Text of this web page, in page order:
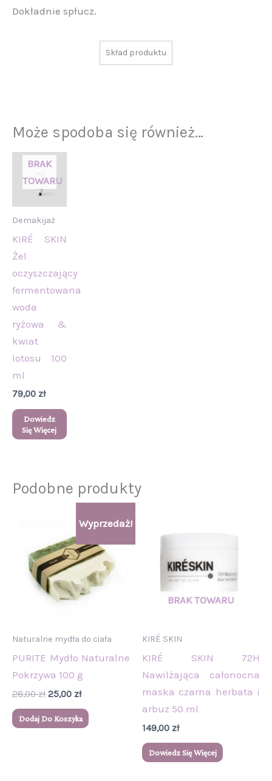
Dokładnie spłucz.
Skład produktu
Może spodoba się również…
Demakijaż
KIRÉ SKIN
Żel
oczyszczający
fermentowana
woda
ryżowa &
kwiat
lotosu 100
ml
79,00 zł
Dowiedz
Się Więcej
Podobne produkty
Wyprzedaż!
Naturalne mydła do ciała
PURITE Mydło Naturalne
Pokrzywa 100 g
28,00zł
wynosiła:
28,00 zł.
25,00 zł
cena
25,00 zł.
Dodaj Do Koszyka
KIRÉ SKIN
KIRÉ SKIN 72H
Nawilżająca całonocna
maska czarna herbata i
arbuz 50 ml
149,00 zł
Dowiedz Się Więcej